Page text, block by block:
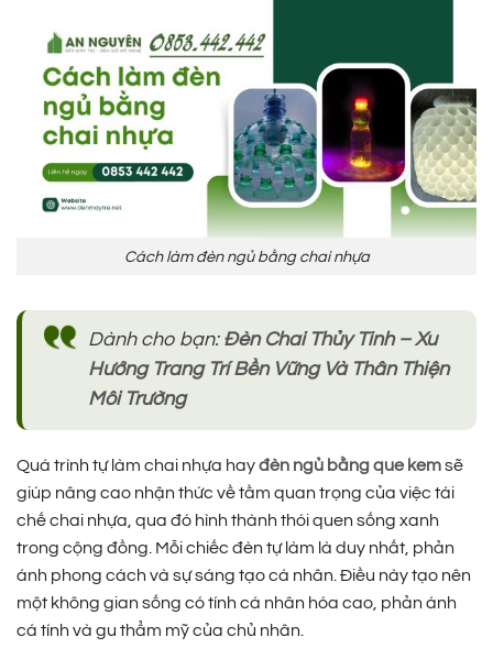
Cách làm đèn ngủ bằng chai nhựa
Dành cho bạn: Đèn Chai Thủy Tinh – Xu
Hướng Trang Trí Bền Vững Và Thân Thiện
Môi Trường
Quá trình tự làm chai nhựa hayđèn ngủ bằng que kemsẽ
giúp nâng cao nhận thức về tầm quan trọng của việc tái
chế chai nhựa, qua đó hình thành thói quen sống xanh
trong cộng đồng. Mỗi chiếc đèn tự làm là duy nhất, phản
ánh phong cách và sự sáng tạo cá nhân. Điều này tạo nên
một không gian sống có tính cá nhân hóa cao, phản ánh
cá tính và gu thẩm mỹ của chủ nhân.